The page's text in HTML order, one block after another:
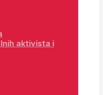
aktivista i